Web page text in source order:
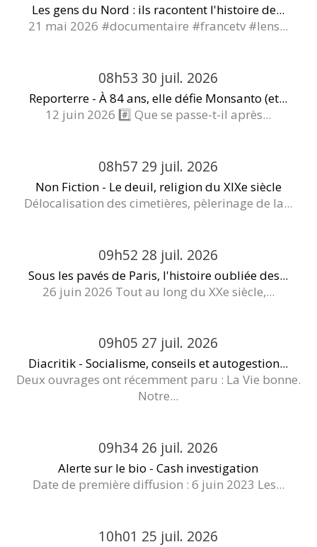
Les gens du Nord : ils racontent l'histoire de...
21 mai 2026 #documentaire #francetv #lens...
08h53 30 juil. 2026
Reporterre - À 84 ans, elle défie Monsanto (et...
12 juin 2026 #️⃣ Que se passe-t-il après...
08h57 29 juil. 2026
Non Fiction - Le deuil, religion du XIXe siècle
Délocalisation des cimetières, pèlerinage de la...
09h52 28 juil. 2026
Sous les pavés de Paris, l'histoire oubliée des...
26 juin 2026 Tout au long du XXe siècle,...
09h05 27 juil. 2026
Diacritik - Socialisme, conseils et autogestion...
Deux ouvrages ont récemment paru : La Vie bonne.
Notre...
09h34 26 juil. 2026
Alerte sur le bio - Cash investigation
Date de première diffusion : 6 juin 2023 Les...
10h01 25 juil. 2026